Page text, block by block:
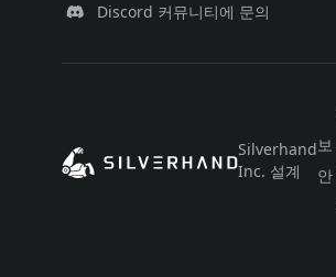
Discord 커뮤니티에 문의
Silverhand
Inc. 설계
보
안